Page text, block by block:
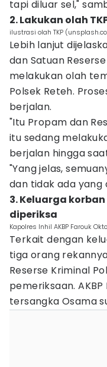
tapi diluar sel,"
2. Lakukan olah
ilustrasi olah TKP
Lebih lanjut
dan Satuan
melakukan olah
Polsek Reteh.
berjalan.
"Itu Propam dan
itu sedang
berjalan hingga
"Yang jelas,
dan tidak ada
3. Keluarga
diperiksa
Kapolres Inhil AKBP Farouk
Terkait dengan
tiga orang
Reserse Kriminal
pemeriksaan.
tersangka Osama